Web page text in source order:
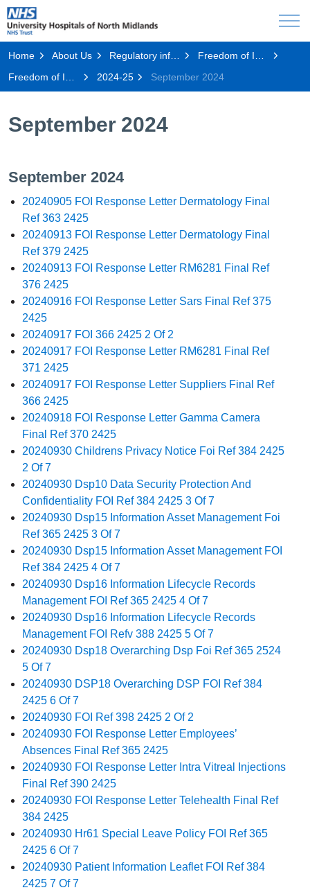
Home About Us Regulatory information
Freedom of Information Publication Scheme
Freedom of Information Disclosure Log
2024-25 September 2024
September 2024
September 2024
20240905 FOI Response Letter Dermatology Final
Ref 363 2425
20240913 FOI Response Letter Dermatology Final
Ref 379 2425
20240913 FOI Response Letter RM6281 Final Ref
376 2425
20240916 FOI Response Letter Sars Final Ref 375
2425
20240917 FOI 366 2425 2 Of 2
20240917 FOI Response Letter RM6281 Final Ref
371 2425
20240917 FOI Response Letter Suppliers Final Ref
366 2425
20240918 FOI Response Letter Gamma Camera
Final Ref 370 2425
20240930 Childrens Privacy Notice Foi Ref 384 2425
2 Of 7
20240930 Dsp10 Data Security Protection And
Confidentiality FOI Ref 384 2425 3 Of 7
20240930 Dsp15 Information Asset Management Foi
Ref 365 2425 3 Of 7
20240930 Dsp15 Information Asset Management FOI
Ref 384 2425 4 Of 7
20240930 Dsp16 Information Lifecycle Records
Management FOI Ref 365 2425 4 Of 7
20240930 Dsp16 Information Lifecycle Records
Management FOI Refv 388 2425 5 Of 7
20240930 Dsp18 Overarching Dsp Foi Ref 365 2524
5 Of 7
20240930 DSP18 Overarching DSP FOI Ref 384
2425 6 Of 7
20240930 FOI Ref 398 2425 2 Of 2
20240930 FOI Response Letter Employees’
Absences Final Ref 365 2425
20240930 FOI Response Letter Intra Vitreal Injections
Final Ref 390 2425
20240930 FOI Response Letter Telehealth Final Ref
384 2425
20240930 Hr61 Special Leave Policy FOI Ref 365
2425 6 Of 7
20240930 Patient Information Leaflet FOI Ref 384
2425 7 Of 7